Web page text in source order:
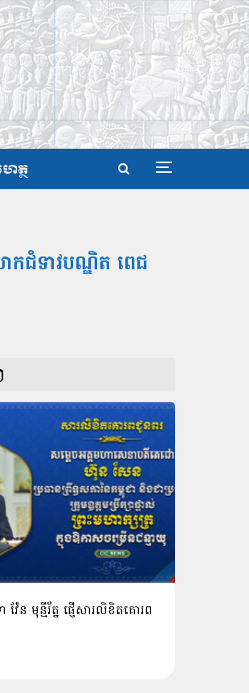
ត្ថ
កជំទាវបណ្ឌិត ពេជ
ែន មុន្មីរ័ត្ន ផ្ញើសារលិខិតគោរព